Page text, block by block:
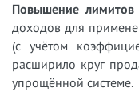
Повышение лимитов
доходов для
(с учётом
расширило круг
упрощённой системе.